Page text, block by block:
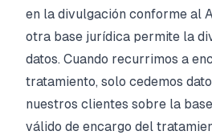
en la divulgación conforme al
otra base jurídica permite la
datos. Cuando recurrimos a
tratamiento, solo cedemos
nuestros clientes sobre la
válido de encargo del